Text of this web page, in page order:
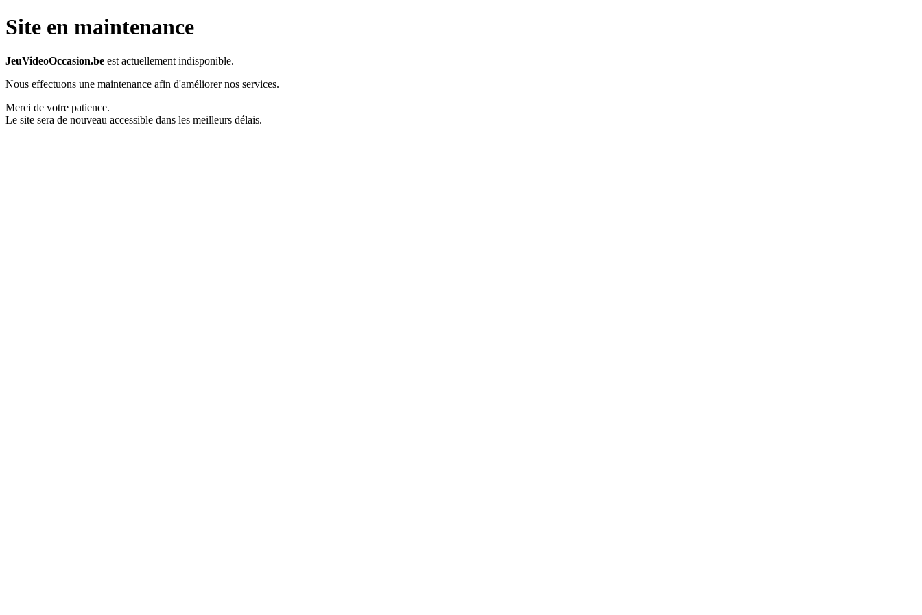
Site en maintenance
JeuVideoOccasion.be est actuellement indisponible.
Nous effectuons une maintenance afin d'améliorer nos services.
Merci de votre patience.
Le site sera de nouveau accessible dans les meilleurs délais.